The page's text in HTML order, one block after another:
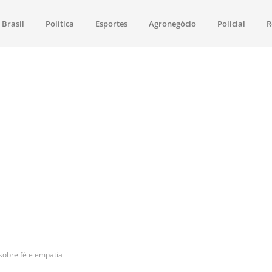
saúde, esportes, economia e os principais acontecimentos de Boa
Brasil Política Esportes Agronegócio Policial
fé e empatia